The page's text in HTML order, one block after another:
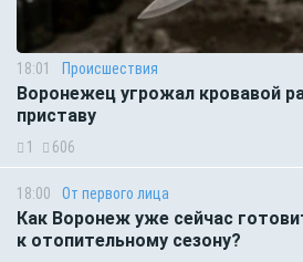
18:01 Происшествия
Воронежец угрожал кровавой
приставу
1 606
18:00 От первого лица
Как Воронеж уже сейчас
к отопительному сезону?